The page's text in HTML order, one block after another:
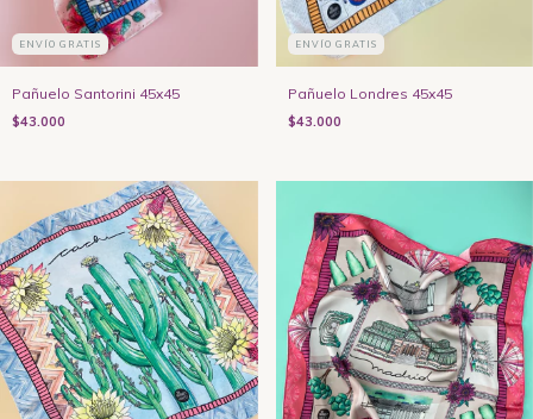
ENVÍO GRATIS
Pañuelo Santorini 45x45
$43.000
ENVÍO GRATIS
Pañuelo Londres 45x45
$43.000